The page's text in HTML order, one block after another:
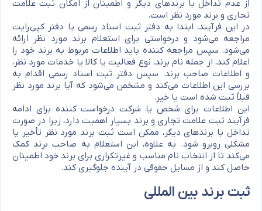
از عدم تداخل با برندهای دیگر و اطمینان از امکان ثبت علامت
تجاری و برند مورد نظر است.
در این فرآیند، ابتدا به دفتر ثبت اسناد رسمی یا دفتر کپی‌رایت
مراجعه می‌شود و درخواستی برای استعلام برند مورد نظر ارائه
می‌شود. سپس مراجعه کننده باید اطلاعات مربوط به برند خود را
اعلام کند، از جمله نام برند، نوع فعالیت یا کالا یا خدمات مورد نظر،
و اطلاعات صاحب برند. سپس دفتر ثبت اسناد رسمی اقدام به
بررسی این اطلاعات می‌کند و مشخص می‌شود که آیا برند مورد نظر
قبلاً ثبت شده است یا خیر.
این اطلاعات برای شخص یا شرکت درخواست کننده برای ادامه
فرآیند ثبت علامت تجاری و برند بسیار اهمیت دارد، زیرا در صورت
تداخل با برندهای دیگر، ممکن است ثبت برند مورد نظر تأخیر یا
مشکلی روبرو شود. به علاوه، این استعلام به صاحب برند کمک
می‌کند تا از انتخاب نام مناسب و غیرتکراری برای برند خود اطمینان
حاصل کند و از مسایل حقوقی در آینده جلوگیری کند.
ثبت برند بین المللی